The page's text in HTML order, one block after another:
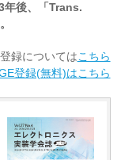
年後、「Trans.
録についてはこちら
登録(無料)はこちら